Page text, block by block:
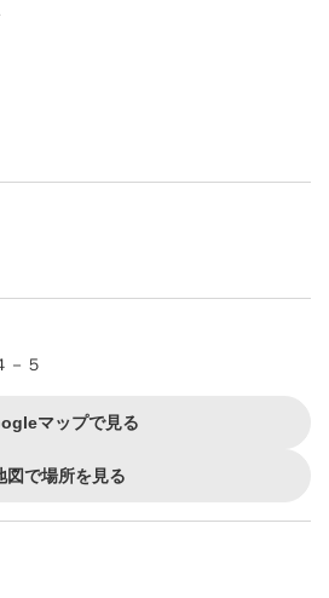
－５
マップで見る
図で場所を見る